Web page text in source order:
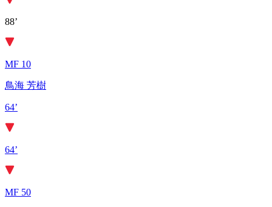
88’
MF 10
鳥海 芳樹
64’
64’
MF 50